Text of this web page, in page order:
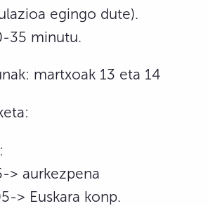
egingo dute).
35 minutu.
martxoak 13 eta 14
> aurkezpena
> Euskara konp.